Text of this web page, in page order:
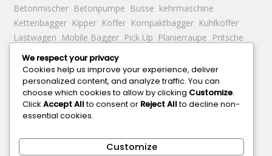
Betonmischer Betonpumpe Busse kehrmaschine
Kettenbagger Kipper Koffer Kompaktbagger Kuhlkoffer
Lastwagen Mobile Bagger Pick Up Planierraupe Pritsche
Schrottbagger
Tankwagen Teleskopbagger Traktor
Wechselfahrgestell Wohnmobile
...in den Städten
Muenchen Köln Frankfurt Am Main Bochum Bonn Berlin
Hamburg Bremen, Freie Hansestadt Stuttgart Darmstadt
We respect your privacy
Cookies help us improve your experience, deliver
personalized content, and analyze traffic. You can
choose which cookies to allow by clicking Customize.
Click Accept Allto consent or Reject Allto decline non-
essential cookies.
Customize